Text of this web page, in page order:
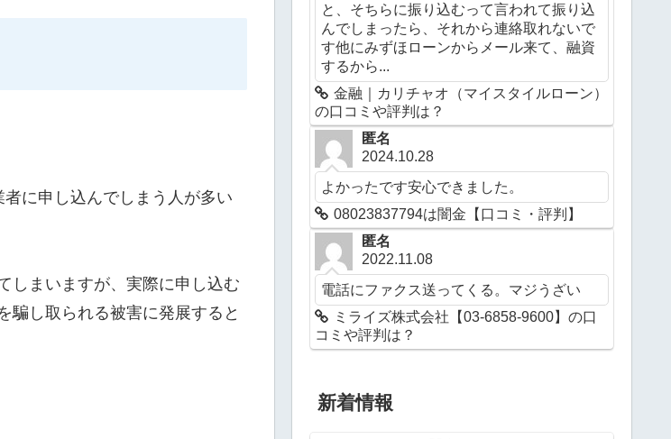
に申し込んでしまう人が多い
しまいますが、実際に申し込む
騙し取られる被害に発展すると
と、そちらに振り込むって言われて振り込
んでしまったら、それから連絡取れないで
す他にみずほローンからメール来て、融資
するから...
金融｜カリチャオ（マイスタイルローン）
の口コミや評判は？
匿名
2024.10.28
よかったです安心できました。
08023837794は闇金【口コミ・評判】
匿名
2022.11.08
電話にファクス送ってくる。マジうざい
ミライズ株式会社【03-6858-9600】の口
コミや評判は？
新着情報